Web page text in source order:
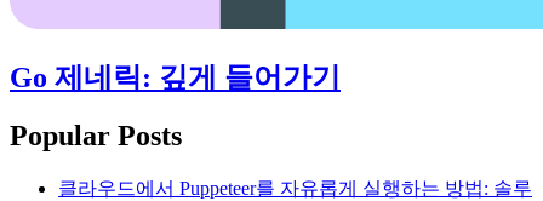
Go 제네릭: 깊게 들어가기
Popular Posts
클라우드에서 Puppeteer를 자유롭게 실행하는 방법: 솔루